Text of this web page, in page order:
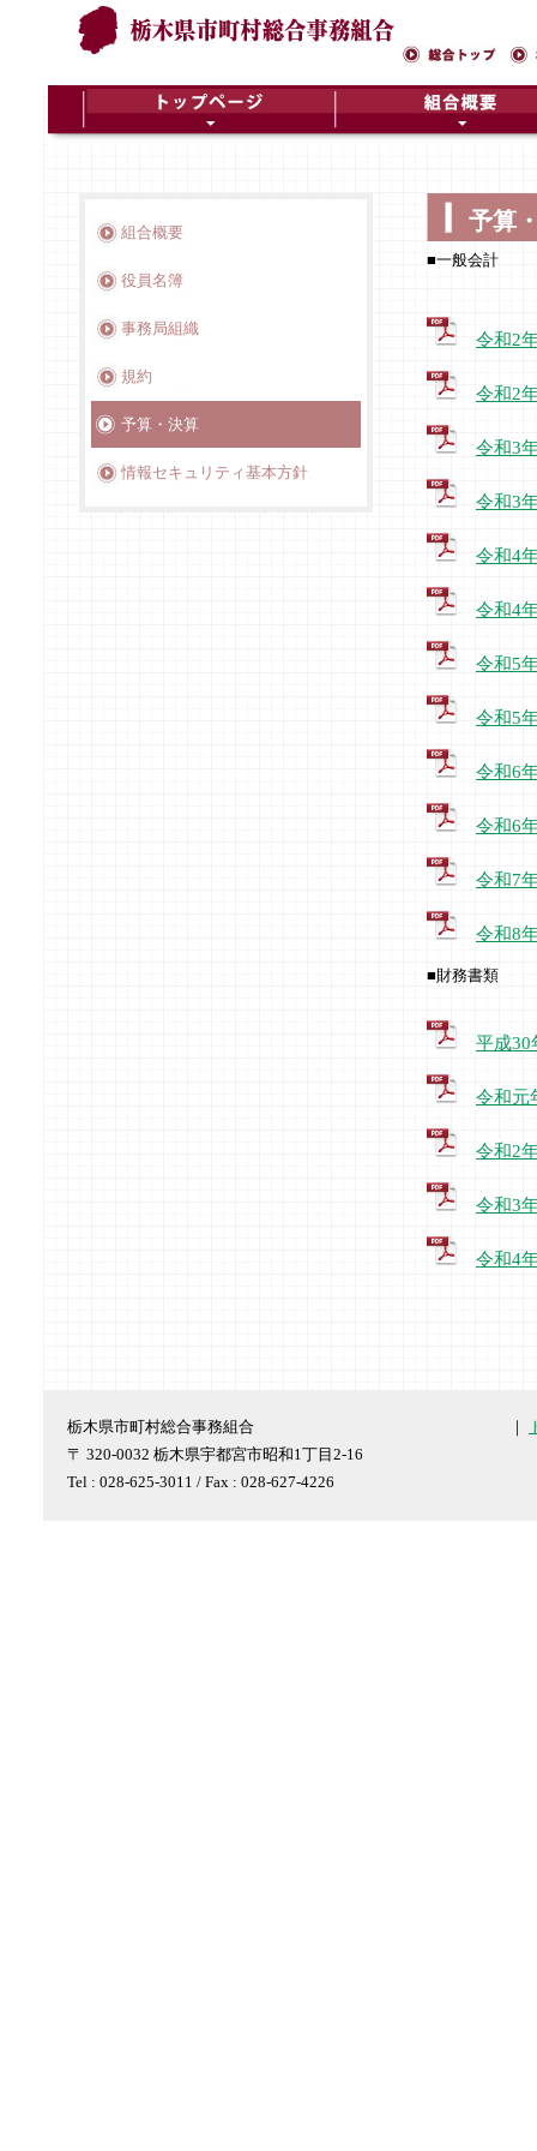
組合概要
役員名簿
事務局組織
規約
予算・決算
情報セキュリティ基本方針
予算
■一般会計
令和2
令和2
令和3
令和3
令和4
令和4
令和5
令和5
令和6
令和6
令和7
令和8
■財務書類
平成30
令和元
令和2
令和3
令和4
栃木県市町村総合事務組合
〒 320-0032 栃木県宇都宮市昭和1丁目2-16
Tel : 028-625-3011 / Fax : 028-627-4226